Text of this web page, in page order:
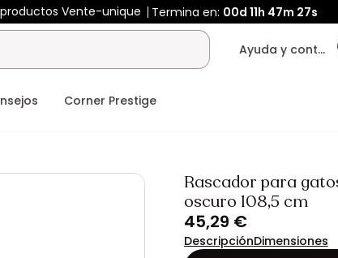
Vente-unique Termina en: 00d 11h 47m 26s
Ayuda y contacto
Corner Prestige
Rascador para
oscuro 108,5 cm
45,29 €
DescripciónDimensiones